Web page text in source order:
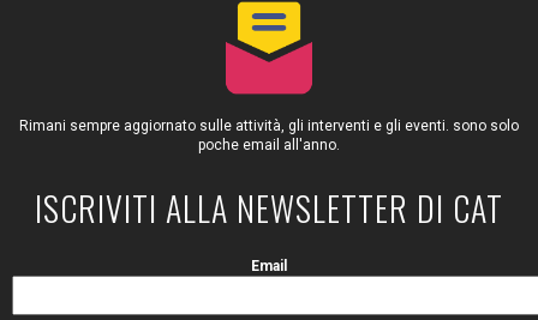
Rimani sempre aggiornato sulle attività, gli interventi e gli eventi. sono solo
poche email all'anno.
ISCRIVITI ALLA NEWSLETTER DI CAT
Email